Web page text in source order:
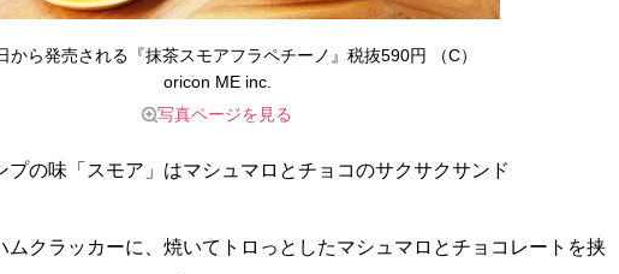
から発売される『抹茶スモアフラペチーノ』税抜590円 （C）
oricon ME inc.
写真ページを見る
の味「スモア」はマシュマロとチョコのサクサクサンド
クラッカーに、焼いてトロっとしたマシュマロとチョコレートを挟